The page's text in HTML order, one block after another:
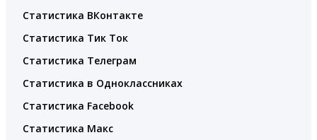
Статистика ВКонтакте
Статистика Тик Ток
Статистика Телеграм
Статистика в Одноклассниках
Статистика Facebook
Статистика Макс